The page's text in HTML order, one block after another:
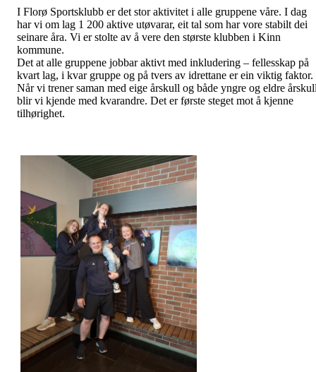
I Florø Sportsklubb er det stor aktivitet i alle gruppene våre. I dag
har vi om lag 1 200 aktive utøvarar, eit tal som har vore stabilt dei
seinare åra. Vi er stolte av å vere den største klubben i Kinn
kommune.
Det at alle gruppene jobbar aktivt med inkludering – fellesskap på
kvart lag, i kvar gruppe og på tvers av idrettane er ein viktig faktor.
Når vi trener saman med eige årskull og både yngre og eldre
blir vi kjende med kvarandre. Det er første steget mot å kjenne
tilhørighet.